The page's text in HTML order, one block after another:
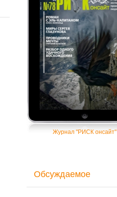
Журнал "РИСК онсайт"
Обсуждаемое